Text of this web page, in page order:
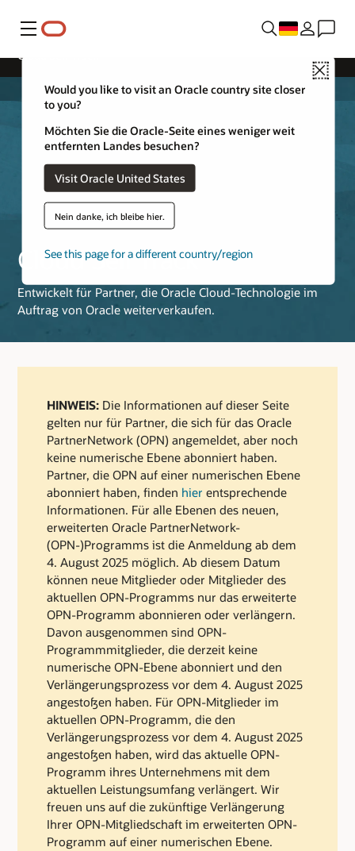
Menü
Close
Would you like to visit an Oracle country site closer
to you?
Möchten Sie die Oracle-Seite eines weniger weit
entfernten Landes besuchen?
Visit Oracle United States
Nein danke, ich bleibe hier.
See this page for a different country/region
Cloud Sell Track
Entwickelt für Partner, die Oracle Cloud-Technologie im
Auftrag von Oracle weiterverkaufen.
Cloud Sell Track
HINWEIS: Die Informationen auf dieser Seite
gelten nur für Partner, die sich für das Oracle
PartnerNetwork (OPN) angemeldet, aber noch
keine numerische Ebene abonniert haben.
Partner, die OPN auf einer numerischen Ebene
abonniert haben, finden hier entsprechende
Informationen. Für alle Ebenen des neuen,
erweiterten Oracle PartnerNetwork-
(OPN-)Programms ist die Anmeldung ab dem
4. August 2025 möglich. Ab diesem Datum
können neue Mitglieder oder Mitglieder des
aktuellen OPN-Programms nur das erweiterte
OPN-Programm abonnieren oder verlängern.
Davon ausgenommen sind OPN-
Programmmitglieder, die derzeit keine
numerische OPN-Ebene abonniert und den
Verlängerungsprozess vor dem 4. August 2025
angestoßen haben. Für OPN-Mitglieder im
aktuellen OPN-Programm, die den
Verlängerungsprozess vor dem 4. August 2025
angestoßen haben, wird das aktuelle OPN-
Programm ihres Unternehmens mit dem
aktuellen Leistungsumfang verlängert. Wir
freuen uns auf die zukünftige Verlängerung
Ihrer OPN-Mitgliedschaft im erweiterten OPN-
Programm auf einer numerischen Ebene.